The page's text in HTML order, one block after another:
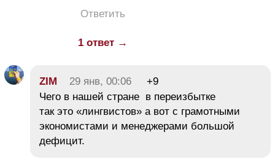
Ответить
1 ответ →
ZIM 29 янв, 00:06
+9
Чего в нашей стране в переизбытке
так это «лингвистов» а вот с грамотными
экономистами и менеджерами большой
дефицит.